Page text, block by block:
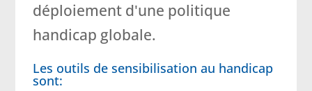
déploiement d'une politique
handicap globale.
Les outils de sensibilisation au handicap
sont: